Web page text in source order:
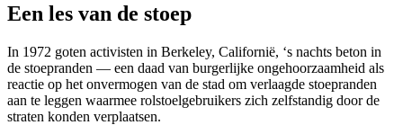
Een les van de stoep
In 1972 goten activisten in Berkeley, Californië, ‘s nachts beton in
de stoepranden — een daad van burgerlijke ongehoorzaamheid als
reactie op het onvermogen van de stad om verlaagde stoepranden
aan te leggen waarmee rolstoelgebruikers zich zelfstandig door de
straten konden verplaatsen.